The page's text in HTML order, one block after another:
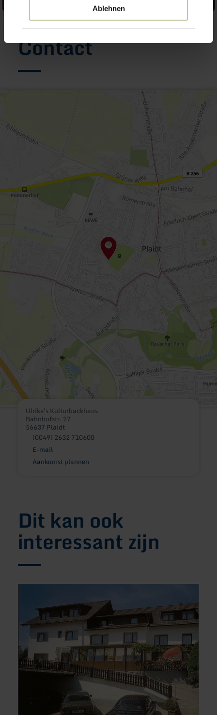
Ablehnen
Contact
Ulrike's Kulturbackhaus
Bahnhofstr. 27
56637 Plaidt
(0049) 2632 710600
E-mail
Aankomst plannen
Dit kan ook
interessant zijn
meer
Pension
over: